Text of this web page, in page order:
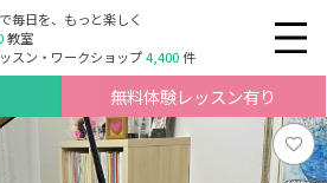
毎日を、もっと楽しく
教室
スン・ワークショップ4,400件
無料体験レッスン有り